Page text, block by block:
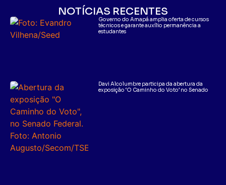
NOTÍCIAS RECENTES
Governo do Amapá amplia oferta de cursos
técnicos e garante auxílio permanência a
estudantes
Davi Alcolumbre participa da abertura da
exposição ‘O Caminho do Voto’ no Senado